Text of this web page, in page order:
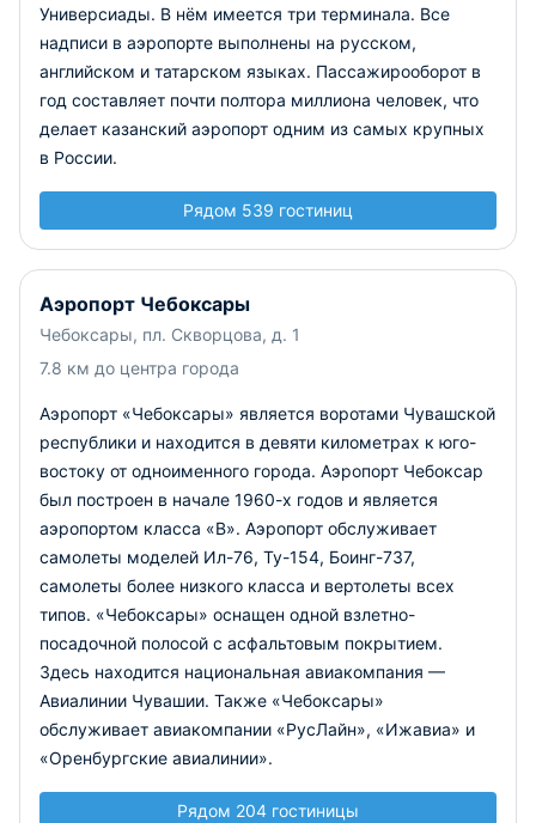
Универсиады. В нём имеется три терминала. Все
надписи в аэропорте выполнены на русском,
английском и татарском языках. Пассажирооборот в
год составляет почти полтора миллиона человек, что
делает казанский аэропорт одним из самых крупных
в России.
Рядом 539 гостиниц
Аэропорт Чебоксары
Чебоксары, пл. Скворцова, д. 1
7.8 км до центра города
Аэропорт «Чебоксары» является воротами Чувашской
республики и находится в девяти километрах к юго-
востоку от одноименного города. Аэропорт Чебоксар
был построен в начале 1960-х годов и является
аэропортом класса «В». Аэропорт обслуживает
самолеты моделей Ил-76, Ту-154, Боинг-737,
самолеты более низкого класса и вертолеты всех
типов. «Чебоксары» оснащен одной взлетно-
посадочной полосой с асфальтовым покрытием.
Здесь находится национальная авиакомпания —
Авиалинии Чувашии. Также «Чебоксары»
обслуживает авиакомпании «РусЛайн», «Ижавиа» и
«Оренбургские авиалинии».
Рядом 204 гостиницы